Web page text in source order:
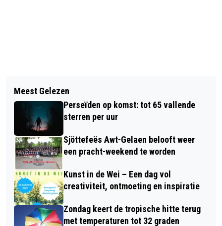
JEUGDBOA’S BRENGEN VEILIGHEID
DICHTBIJ
OOK DIT NIEUWE JAAR VERANDEREN
ER WEER EEN AANTAL GELDZAKEN
Meest Gelezen
Perseïden op komst: tot 65 vallende
sterren per uur
Sjöttefeës Awt-Gelaen belooft weer
een pracht-weekend te worden
Kunst in de Wei – Een dag vol
creativiteit, ontmoeting en inspiratie
Zondag keert de tropische hitte terug
met temperaturen tot 32 graden